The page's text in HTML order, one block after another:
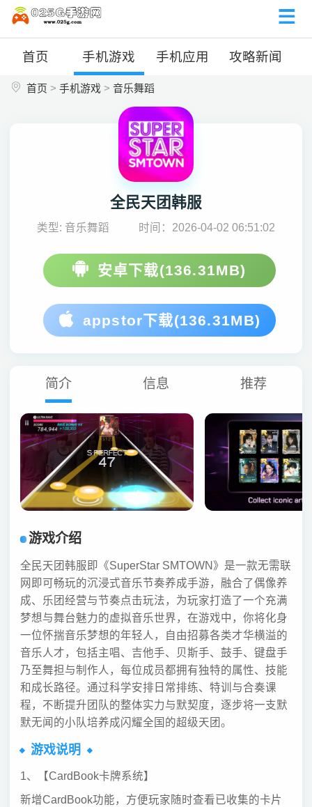
首页 手机游戏 手机应用 攻略新闻
首页 > 手机游戏> 音乐舞蹈
全民天团韩服
类型: 音乐舞蹈 时间：2026-04-02 06:51:02
安卓下载(136.31MB)
appstor下载(136.31MB)
简介 信息 推荐
游戏介绍
全民天团韩服即《SuperStar SMTOWN》是一款无需联
网即可畅玩的沉浸式音乐节奏养成手游，融合了偶像养
成、乐团经营与节奏点击玩法，为玩家打造了一个充满
梦想与舞台魅力的虚拟音乐世界，在游戏中，你将化身
一位怀揣音乐梦想的年轻人，自由招募各类才华横溢的
音乐人才，包括主唱、吉他手、贝斯手、鼓手、键盘手
乃至舞担与制作人，每位成员都拥有独特的属性、技能
和成长路径。通过科学安排日常排练、特训与合奏课
程，不断提升团队的整体实力与默契度，逐步将一支默
默无闻的小队培养成闪耀全国的超级天团。
游戏说明
1、【CardBook卡牌系统】
新增CardBook功能，方便玩家随时查看已收集的卡片